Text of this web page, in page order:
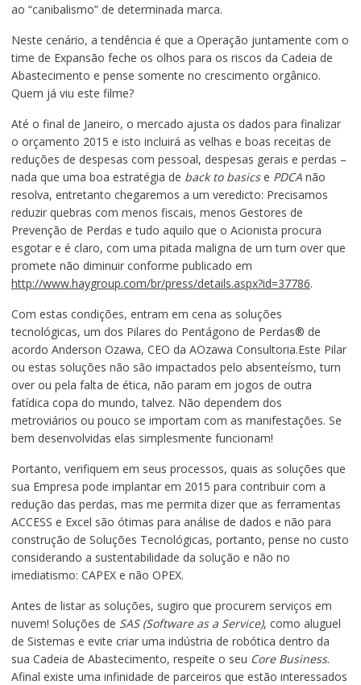
ao “canibalismo” de determinada marca.
Neste cenário, a tendência é que a Operação juntamente com o
time de Expansão feche os olhos para os riscos da Cadeia de
Abastecimento e pense somente no crescimento orgânico.
Quem já viu este filme?
Até o final de Janeiro, o mercado ajusta os dados para finalizar
o orçamento 2015 e isto incluirá as velhas e boas receitas de
reduções de despesas com pessoal, despesas gerais e perdas –
nada que uma boa estratégia de back to basicse PDCAnão
resolva, entretanto chegaremos a um veredicto: Precisamos
reduzir quebras com menos fiscais, menos Gestores de
Prevenção de Perdas e tudo aquilo que o Acionista procura
esgotar e é claro, com uma pitada maligna de um turn over que
promete não diminuir conforme publicado em
http://www.haygroup.com/br/press/details.aspx?id=37786.
Com estas condições, entram em cena as soluções
tecnológicas, um dos Pilares do Pentágono de Perdas® de
acordo Anderson Ozawa, CEO da AOzawa Consultoria.Este Pilar
ou estas soluções não são impactados pelo absenteísmo, turn
over ou pela falta de ética, não param em jogos de outra
fatídica copa do mundo, talvez. Não dependem dos
metroviários ou pouco se importam com as manifestações. Se
bem desenvolvidas elas simplesmente funcionam!
Portanto, verifiquem em seus processos, quais as soluções que
sua Empresa pode implantar em 2015 para contribuir com a
redução das perdas, mas me permita dizer que as ferramentas
ACCESS e Excel são ótimas para análise de dados e não para
construção de Soluções Tecnológicas, portanto, pense no custo
considerando a sustentabilidade da solução e não no
imediatismo: CAPEX e não OPEX.
Antes de listar as soluções, sugiro que procurem serviços em
nuvem! Soluções de SAS (Software as a Service), como aluguel
de Sistemas e evite criar uma indústria de robótica dentro da
sua Cadeia de Abastecimento, respeite o seu Core Business.
Afinal existe uma infinidade de parceiros que estão interessados